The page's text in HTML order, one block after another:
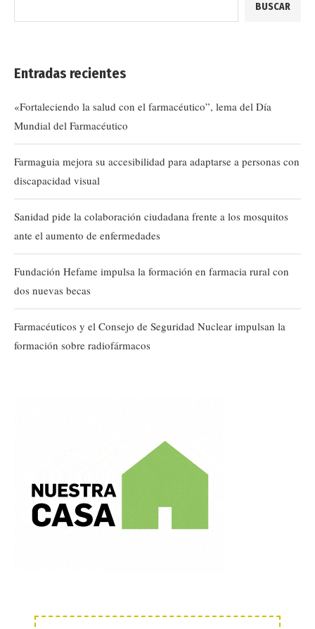
BUSCAR
Entradas recientes
«Fortaleciendo la salud con el farmacéutico”, lema del Día
Mundial del Farmacéutico
Farmaguia mejora su accesibilidad para adaptarse a personas con
discapacidad visual
Sanidad pide la colaboración ciudadana frente a los mosquitos
ante el aumento de enfermedades
Fundación Hefame impulsa la formación en farmacia rural con
dos nuevas becas
Farmacéuticos y el Consejo de Seguridad Nuclear impulsan la
formación sobre radiofármacos